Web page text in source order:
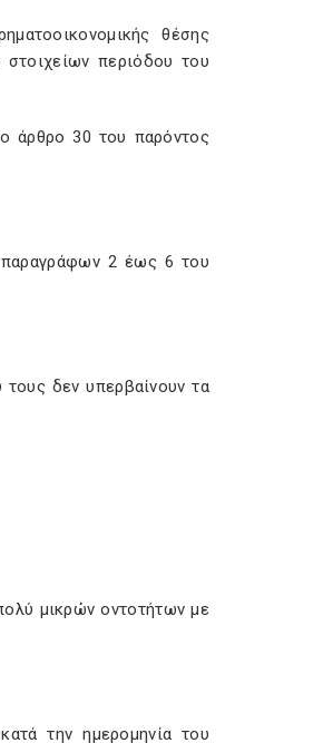
θέσης
περιόδου του
άρθρο 30 του παρόντος
παραγράφων 2 έως 6 του
τους δεν υπερβαίνουν τα
μικρών οντοτήτων με
την ημερομηνία του